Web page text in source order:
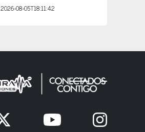
2026-08-05T18:11:42